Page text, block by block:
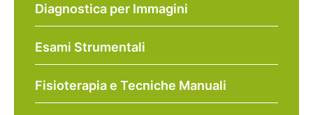
Diagnostica per Immagini
Esami Strumentali
Fisioterapia e Tecniche Manuali